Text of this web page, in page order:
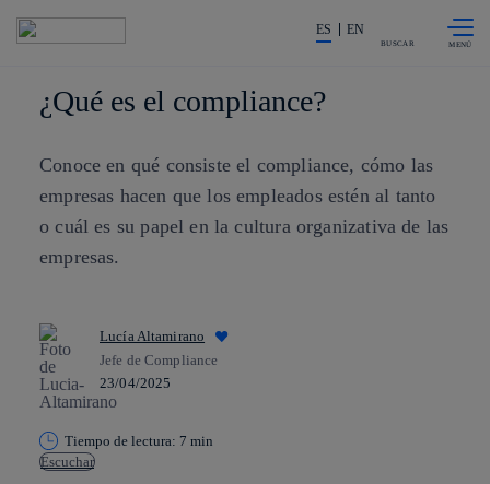
La acción en accionistas e
ES EN
BUSCAR
¿Qué es el compliance?
Conoce en qué consiste el compliance, cómo las
empresas hacen que los empleados estén al tanto
o cuál es su papel en la cultura organizativa de las
empresas.
Lucía Altamirano
Jefe de Compliance
23/04/2025
Tiempo de lectura: 7 min
Escuchar